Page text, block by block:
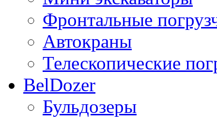
Фронтальные
Автокраны
Телескопические
BelDozer
Бульдозеры